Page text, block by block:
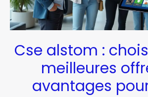
Cse alstom :
meilleures
avantages